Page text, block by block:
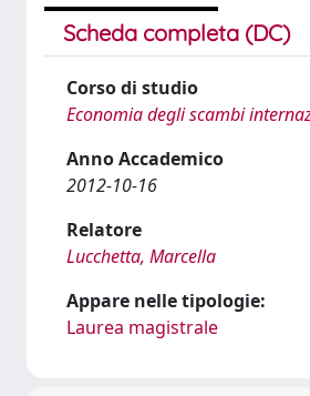
Scheda completa (DC)
Corso di studio
Economia degli scambi
Anno Accademico
2012-10-16
Relatore
Lucchetta, Marcella
Appare nelle tipologie:
Laurea magistrale